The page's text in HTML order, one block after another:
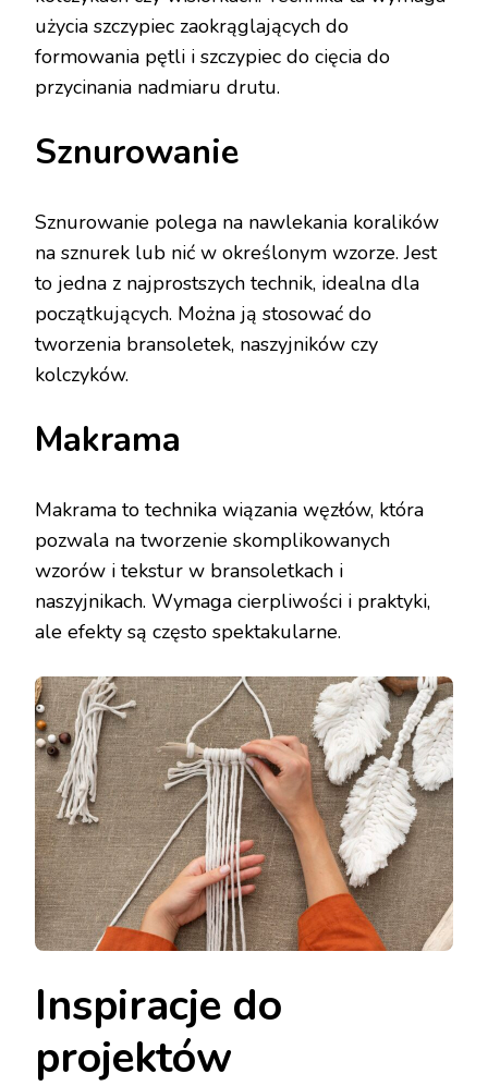
użycia szczypiec zaokrąglających do
formowania pętli i szczypiec do cięcia do
przycinania nadmiaru drutu.
Sznurowanie
Sznurowanie polega na nawlekania koralików
na sznurek lub nić w określonym wzorze. Jest
to jedna z najprostszych technik, idealna dla
początkujących. Można ją stosować do
tworzenia bransoletek, naszyjników czy
kolczyków.
Makrama
Makrama to technika wiązania węzłów, która
pozwala na tworzenie skomplikowanych
wzorów i tekstur w bransoletkach i
naszyjnikach. Wymaga cierpliwości i praktyki,
ale efekty są często spektakularne.
Inspiracje do
projektów